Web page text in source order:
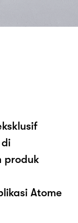
produk
Atome